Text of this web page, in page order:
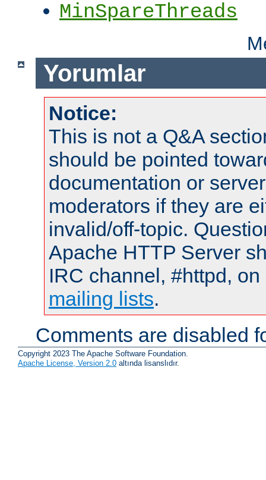
MinSpareThreads
Yorumlar
Notice:
This is not a Q&A
should be pointed
documentation or
moderators if they are
invalid/off-topic.
Apache HTTP Server
IRC channel, #httpd,
mailing lists.
Comments are disabled
Copyright 2023 The Apache Software Foundation.
Apache License, Version 2.0 altında lisanslıdır.